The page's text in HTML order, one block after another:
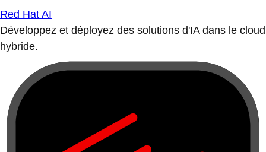
Red Hat AI
Développez et déployez des solutions d'IA dans le cloud
hybride.